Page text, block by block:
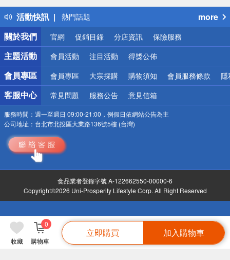
收藏 購物車
0
立即購買 加入購物車
活動快訊
得獎公告
熱門話題
銀行優惠
偏遠地區配送
詐騙網頁！請小心！
more
關於我們
官網 促銷目錄 分店資訊 保險服務
主題活動 會員活動 注目活動 得獎公佈
會員專區 會員專區 大宗採購 購物須知 會員服務條款 隱
客服中心 常見問題 服務公告 意見信箱
服務時間： 週一至週日 09:00-21:00，例假日依網站公告為主
公司地址： 台北市北投區大業路136號5樓 (台灣)
食品業者登錄字號 A-122662550-00000-6
Copyright©2026 Uni-Prosperity Lifestyle Corp. All Right Reserved